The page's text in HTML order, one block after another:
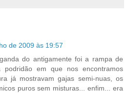
de 2009 às 19:57
do antigamente foi a rampa de
podridão em que nos encontramos
já mostravam gajas semi-nuas, os
puros sem misturas... enfim... era